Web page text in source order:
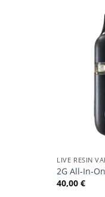
LIVE RESIN
2G All-In-
40,00€